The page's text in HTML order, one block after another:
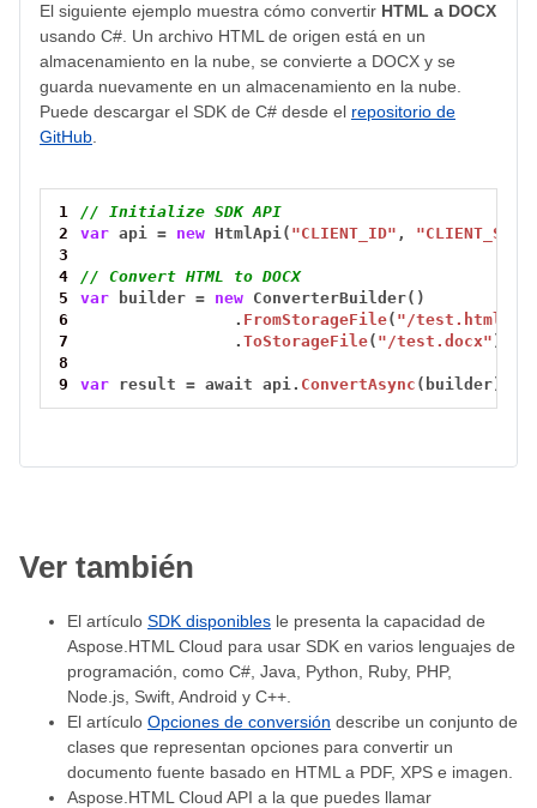
El siguiente ejemplo muestra cómo convertir HTML a DOCX
usando C#. Un archivo HTML de origen está en un
almacenamiento en la nube, se convierte a DOCX y se
guarda nuevamente en un almacenamiento en la nube.
Puede descargar el SDK de C# desde el repositorio de
GitHub
1
// Initialize SDK API
2
var api = new HtmlApi( "CLIENT_ID" ,
3
4
// Convert HTML to DOCX
5
var builder = new ConverterBuilder()
6
. FromStorageFile( "/test.html"
7
.ToStorageFile( "/test.docx" );
8
9
var result = await api. ConvertAsync (builder);
Ver también
El artículo SDK disponibles le presenta la capacidad de
Aspose.HTML Cloud para usar SDK en varios lenguajes de
programación, como C#, Java, Python, Ruby, PHP,
Node.js, Swift, Android y C++.
El artículo Opciones de conversión describe un conjunto de
clases que representan opciones para convertir un
documento fuente basado en HTML a PDF, XPS e imagen.
Aspose.HTML Cloud API a la que puedes llamar